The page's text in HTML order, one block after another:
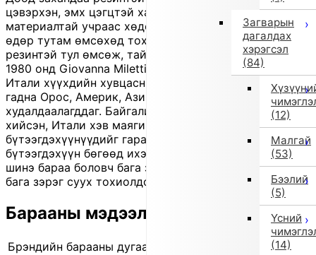
Загварын
дагалдах
хэрэгсэл
(84)
(12)
Малгай
(53)
Бээлий
(5)
Үсний
(14)
цэвэрхэн, эмх цэгцтэй харагдуулна. Зөөлөн, сунадаг
материалтай учраас хөдөлгөөнд эвтэйхэн бөгөөд
өдөр тутам өмсөхөд тохиромжтой. Бэлхүүс нь мөн
резинтэй тул өмсөж, тайлахад хялбар. 'Il Gufo' нь
1980 онд Giovanna Miletti-ийн үүсгэн байгуулсан
Итали хүүхдийн хувцасны брэнд. Өнөөдөр Европоос
гадна Орос, Америк, Ази зэрэг олон улсад
худалдаалагддаг. Байгалийн гаралтай материалаар
хийсэн, Итали хэв маягийн гоёмсог
бүтээгдэхүүнүүдийг гараар урладаг. Энэ нь 'outlet'
бүтээгдэхүүн бөгөөд ихэвчлэн улирлын үлдэгдэл
шинэ бараа боловч бага зэрэг зураас, үрчлээ, өнгө
бага зэрэг суух тохиолдол байж болно.
Барааны мэдээлэл
Брэндийн барааны дугаар